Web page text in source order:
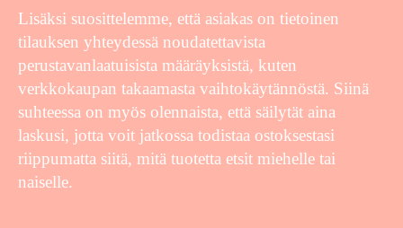
Lisäksi suosittelemme, että asiakas on tietoinen
tilauksen yhteydessä noudatettavista
perustavanlaatuisista määräyksistä, kuten
verkkokaupan takaamasta vaihtokäytännöstä. Siinä
suhteessa on myös olennaista, että säilytät aina
laskusi, jotta voit jatkossa todistaa ostoksestasi
riippumatta siitä, mitä tuotetta etsit miehelle tai
naiselle.